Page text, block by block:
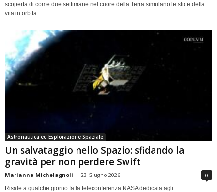
scoperta di come due settimane nel cuore della Terra simulano le sfide della
vita in orbita
Astronautica ed Esplorazione Spaziale
Un salvataggio nello Spazio: sfidando la
gravità per non perdere Swift
Marianna Michelagnoli - 23 Giugno 2026 0
Risale a qualche giorno fa la teleconferenza NASA dedicata agli